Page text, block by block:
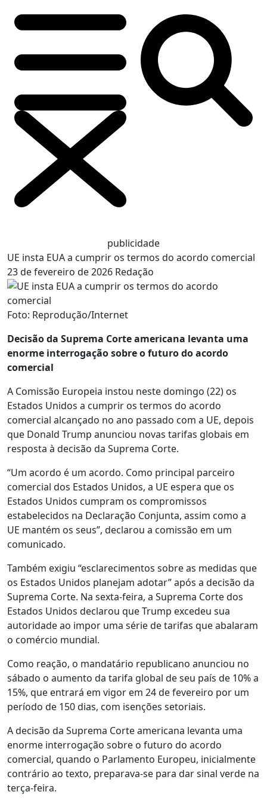
publicidade
UE insta EUA a cumprir os termos do acordo comercial
23 de fevereiro de 2026 Redação
Foto: Reprodução/Internet
Decisão da Suprema Corte americana levanta uma
enorme interrogação sobre o futuro do acordo
comercial
A Comissão Europeia instou neste domingo (22) os
Estados Unidos a cumprir os termos do acordo
comercial alcançado no ano passado com a UE, depois
que Donald Trump anunciou novas tarifas globais em
resposta à decisão da Suprema Corte.
“Um acordo é um acordo. Como principal parceiro
comercial dos Estados Unidos, a UE espera que os
Estados Unidos cumpram os compromissos
estabelecidos na Declaração Conjunta, assim como a
UE mantém os seus”, declarou a comissão em um
comunicado.
Também exigiu “esclarecimentos sobre as medidas que
os Estados Unidos planejam adotar” após a decisão da
Suprema Corte. Na sexta-feira, a Suprema Corte dos
Estados Unidos declarou que Trump excedeu sua
autoridade ao impor uma série de tarifas que abalaram
o comércio mundial.
Como reação, o mandatário republicano anunciou no
sábado o aumento da tarifa global de seu país de 10% a
15%, que entrará em vigor em 24 de fevereiro por um
período de 150 dias, com isenções setoriais.
A decisão da Suprema Corte americana levanta uma
enorme interrogação sobre o futuro do acordo
comercial, quando o Parlamento Europeu, inicialmente
contrário ao texto, preparava-se para dar sinal verde na
terça-feira.